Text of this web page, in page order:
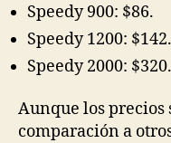
Speedy 900: $86.
Speedy 1200: $142.
Speedy 2000: $320.
Aunque los precios
comparación a